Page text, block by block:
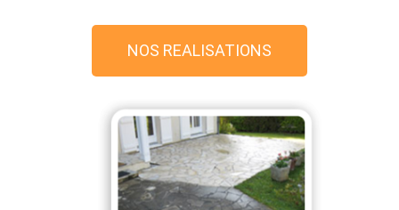
NOS REALISATIONS